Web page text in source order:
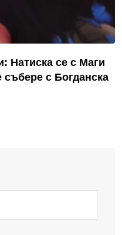
Натиска се с Маги
с Богданска